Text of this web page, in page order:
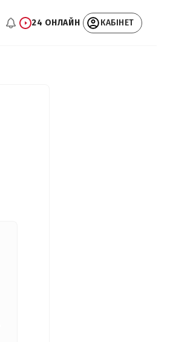
24 ОНЛАЙН КАБІНЕТ